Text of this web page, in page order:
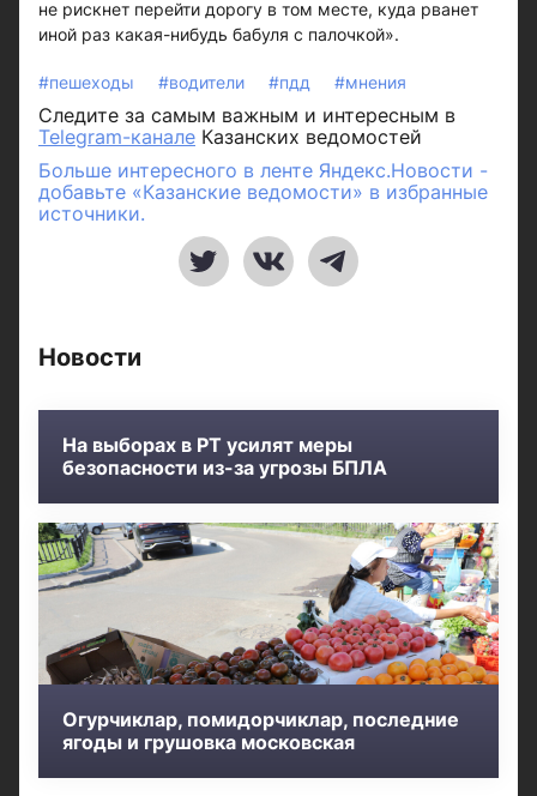
не рискнет перейти дорогу в том месте, куда рванет
иной раз какая-нибудь бабуля с палочкой».
#пешеходы #водители #пдд #мнения
Следите за самым важным и интересным в
Telegram-канале Казанских ведомостей
Больше интересного в ленте Яндекс.Новости -
добавьте «Казанские ведомости» в избранные
источники.
Новости
На выборах в РТ усилят меры
безопасности из-за угрозы БПЛА
Огурчиклар, помидорчиклар, последние
ягоды и грушовка московская